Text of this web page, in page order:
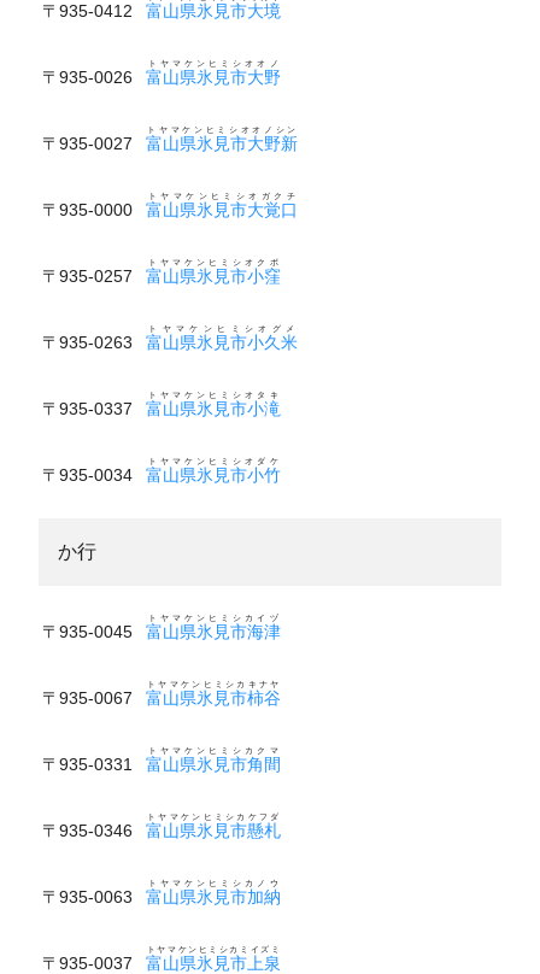
〒935-0412 富山県氷見市大境
〒935-0026 富山県氷見市大野
トヤマケンヒミシオオノ
〒935-0027 富山県氷見市大野新
トヤマケンヒミシオオノシン
〒935-0000 富山県氷見市大覚口
トヤマケンヒミシオガクチ
〒935-0257 富山県氷見市小窪
トヤマケンヒミシオクボ
〒935-0263 富山県氷見市小久米
トヤマケンヒミシオグメ
〒935-0337 富山県氷見市小滝
トヤマケンヒミシオタキ
〒935-0034 富山県氷見市小竹
トヤマケンヒミシオダケ
か行
〒935-0045 富山県氷見市海津
トヤマケンヒミシカイヅ
〒935-0067 富山県氷見市柿谷
トヤマケンヒミシカキナヤ
〒935-0331 富山県氷見市角間
トヤマケンヒミシカクマ
〒935-0346 富山県氷見市懸札
トヤマケンヒミシカケフダ
〒935-0063 富山県氷見市加納
トヤマケンヒミシカノウ
〒935-0037 富山県氷見市上泉
トヤマケンヒミシカミイズミ